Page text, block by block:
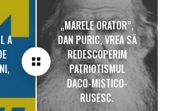
A
„MARELE ORATOR”,
DAN PURIC, VREA SĂ
REDESCOPERIM
PATRIOTISMUL
DACO-MISTICO-
RUSESC.